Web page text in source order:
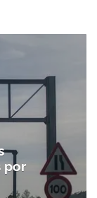
por